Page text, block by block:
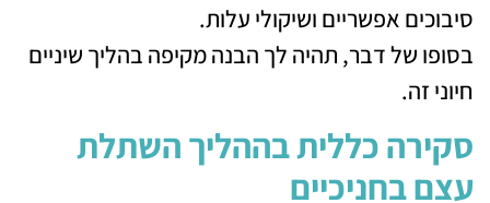
סיבוכים אפשריים ושיקולי עלות.
בסופו של דבר, תהיה לך הבנה מקיפה בהליך שיניים
חיוני זה.
סקירה כללית בההליך השתלת
עצם בחניכיים